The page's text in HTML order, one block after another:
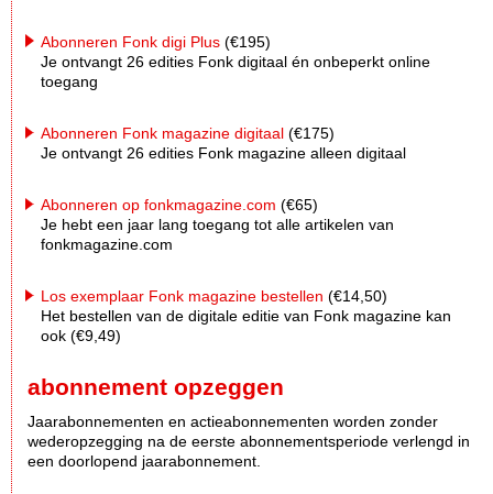
Abonneren Fonk digi Plus (€195)
Je ontvangt 26 edities Fonk digitaal én onbeperkt online
toegang
Abonneren Fonk magazine digitaal (€175)
Je ontvangt 26 edities Fonk magazine alleen digitaal
Abonneren op fonkmagazine.com (€65)
Je hebt een jaar lang toegang tot alle artikelen van
fonkmagazine.com
Los exemplaar Fonk magazine bestellen (€14,50)
Het bestellen van de digitale editie van Fonk magazine kan
ook (€9,49)
abonnement opzeggen
Jaarabonnementen en actieabonnementen worden zonder
wederopzegging na de eerste abonnementsperiode verlengd in
een doorlopend jaarabonnement.